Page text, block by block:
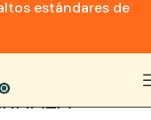
estándares de